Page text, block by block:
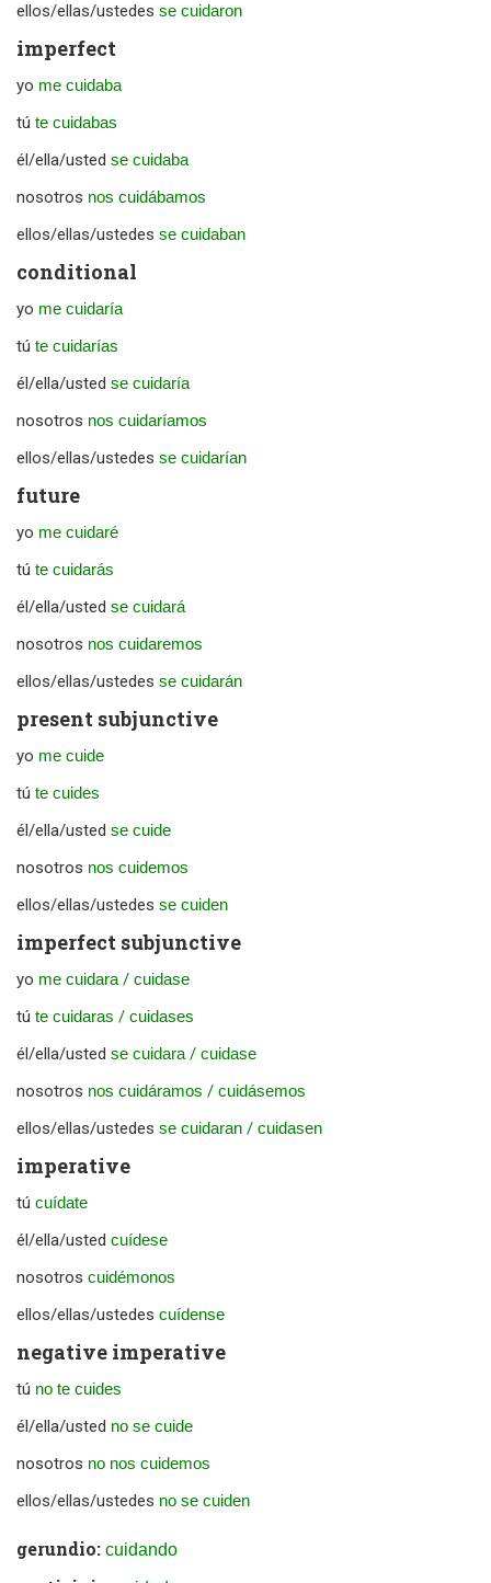
ellos/ellas/ustedes se cuidaron
imperfect
yo me cuidaba
tú te cuidabas
él/ella/usted se cuidaba
nosotros nos cuidábamos
ellos/ellas/ustedes se cuidaban
conditional
yo me cuidaría
tú te cuidarías
él/ella/usted se cuidaría
nosotros nos cuidaríamos
ellos/ellas/ustedes se cuidarían
future
yo me cuidaré
tú te cuidarás
él/ella/usted se cuidará
nosotros nos cuidaremos
ellos/ellas/ustedes se cuidarán
present subjunctive
yo me cuide
tú te cuides
él/ella/usted se cuide
nosotros nos cuidemos
ellos/ellas/ustedes se cuiden
imperfect subjunctive
yo me cuidara/ cuidase
tú te cuidaras / cuidases
él/ella/usted se cuidara/ cuidase
nosotros nos cuidáramos / cuidásemos
ellos/ellas/ustedes se cuidaran / cuidasen
imperative
tú cuídate
él/ella/usted cuídese
nosotros cuidémonos
ellos/ellas/ustedes cuídense
negative imperative
tú no te cuides
él/ella/usted no se cuide
nosotros no nos cuidemos
ellos/ellas/ustedes no se cuiden
gerundio: cuidando